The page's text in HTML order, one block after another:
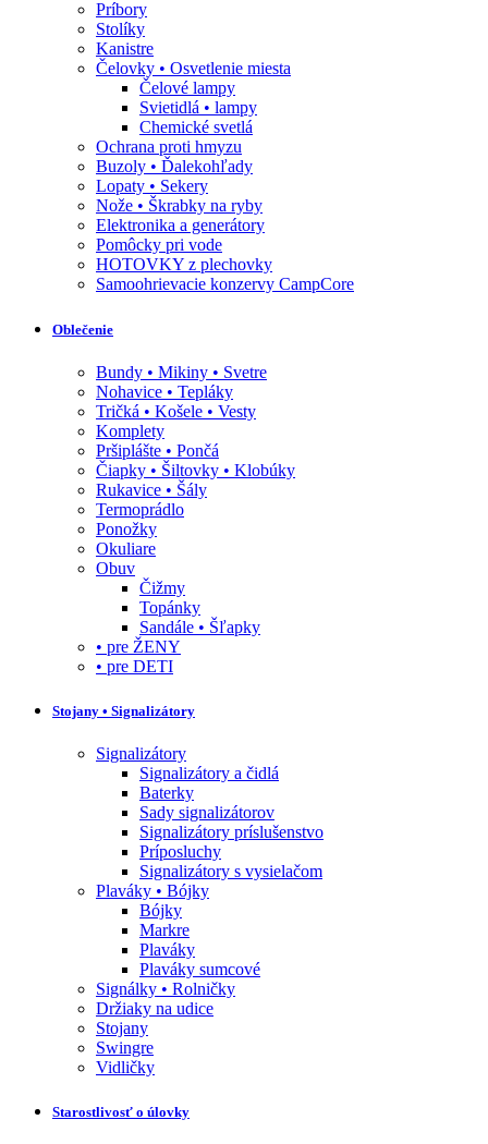
Príbory
Stolíky
Kanistre
Čelovky • Osvetlenie miesta
Čelové lampy
Svietidlá • lampy
Chemické svetlá
Ochrana proti hmyzu
Buzoly • Ďalekohľady
Lopaty • Sekery
Nože • Škrabky na ryby
Elektronika a generátory
Pomôcky pri vode
HOTOVKY z plechovky
Samoohrievacie konzervy CampCore
Oblečenie
Bundy • Mikiny • Svetre
Nohavice • Tepláky
Tričká • Košele • Vesty
Komplety
Pršiplášte • Pončá
Čiapky • Šiltovky • Klobúky
Rukavice • Šály
Termoprádlo
Ponožky
Okuliare
Obuv
Čižmy
Topánky
Sandále • Šľapky
• pre ŽENY
• pre DETI
Stojany • Signalizátory
Signalizátory
Signalizátory a čidlá
Baterky
Sady signalizátorov
Signalizátory príslušenstvo
Príposluchy
Signalizátory s vysielačom
Plaváky • Bójky
Bójky
Markre
Plaváky
Plaváky sumcové
Signálky • Rolničky
Držiaky na udice
Stojany
Swingre
Vidličky
Starostlivosť o úlovky